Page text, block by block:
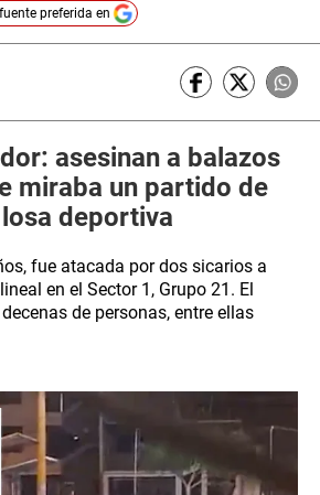
preferida en
asesinan a balazos
miraba un partido de
deportiva
fue atacada por dos sicarios a
en el Sector 1, Grupo 21. El
de personas, entre ellas